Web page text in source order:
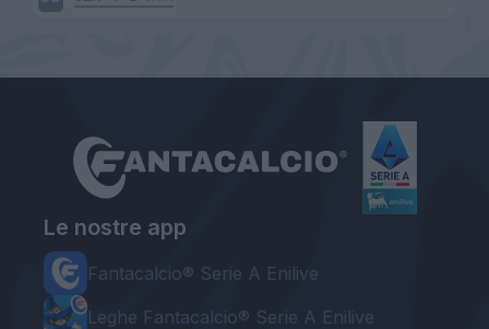
Le nostre app
Fantacalcio® Serie A Enilive
Leghe Fantacalcio® Serie A Enilive